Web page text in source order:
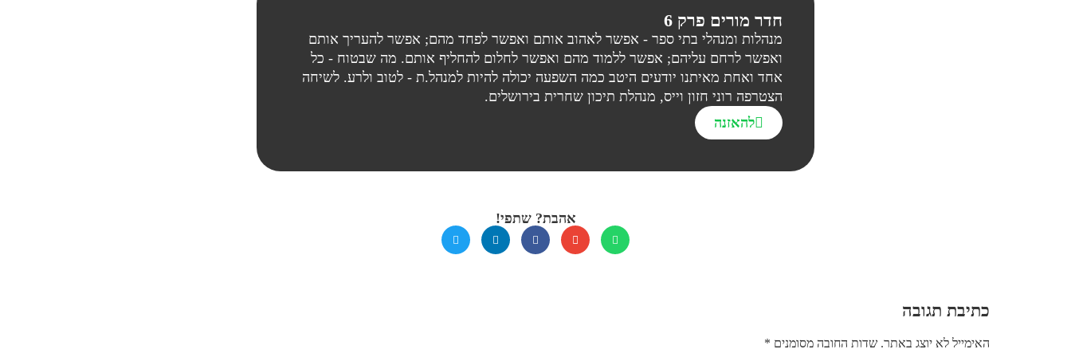
חדר מורים פרק 6
מנהלות ומנהלי בתי ספר - אפשר לאהוב אותם ואפשר לפחד מהם; אפשר להעריך אותם
ואפשר לרחם עליהם; אפשר ללמוד מהם ואפשר לחלום להחליף אותם. מה שבטוח - כל
אחד ואחת מאיתנו יודעים היטב כמה השפעה יכולה להיות למנהל.ת - לטוב ולרע. לשיחה
הצטרפה רוני חזון וייס, מנהלת תיכון שחרית בירושלים.
להאזנה
אהבת? שתפי!
כתיבת תגובה
האימייל לא יוצג באתר. שדות החובה מסומנים *